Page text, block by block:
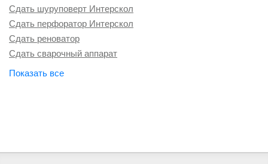
Сдать шуруповерт Интерскол
Сдать перфоратор Интерскол
Сдать реноватор
Сдать сварочный аппарат
Сдать лазерный нивелир